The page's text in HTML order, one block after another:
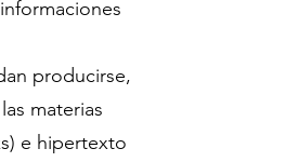
producirse,
materias
e hipertexto